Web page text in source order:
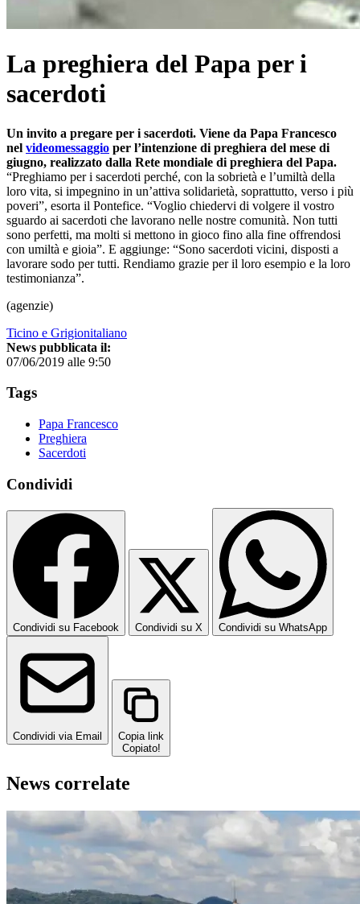
La preghiera del Papa per i
sacerdoti
Un invito a pregare per i sacerdoti. Viene da Papa Francesco
nel videomessaggio per l’intenzione di preghiera del mese di
giugno, realizzato dalla Rete mondiale di preghiera del Papa.
“Preghiamo per i sacerdoti perché, con la sobrietà e l’umiltà della
loro vita, si impegnino in un’attiva solidarietà, soprattutto, verso i più
poveri”, esorta il Pontefice. “Voglio chiedervi di volgere il vostro
sguardo ai sacerdoti che lavorano nelle nostre comunità. Non tutti
sono perfetti, ma molti si mettono in gioco fino alla fine offrendosi
con umiltà e gioia”. E aggiunge: “Sono sacerdoti vicini, disposti a
lavorare sodo per tutti. Rendiamo grazie per il loro esempio e la loro
testimonianza”.
(agenzie)
Ticino e Grigionitaliano
News pubblicata il:
07/06/2019 alle 9:50
Tags
Papa Francesco
Preghiera
Sacerdoti
Condividi
Condividi su Facebook Condividi su X Condividi su WhatsApp
Condividi via Email
Copia link
Copiato!
News correlate